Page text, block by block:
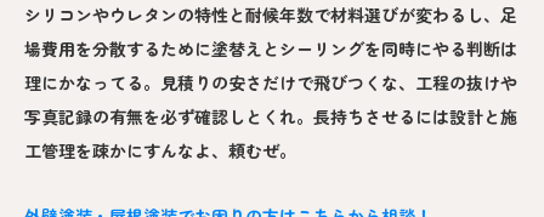
シリコンやウレタンの特性と耐候年数で材料選びが変わるし、足
場費用を分散するために塗替えとシーリングを同時にやる判断は
理にかなってる。見積りの安さだけで飛びつくな、工程の抜けや
写真記録の有無を必ず確認しとくれ。長持ちさせるには設計と施
工管理を疎かにすんなよ、頼むぜ。